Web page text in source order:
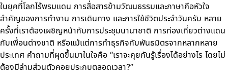
ในยุคที่โลกไร้พรมแดน การสื่อสารข้ามวัฒนธรรมและภาษาคือหัวใจ
สำคัญของการทำงาน การเดินทาง และการใช้ชีวิตประจำวันครับ หลาย
ครั้งที่เราต้องเผชิญหน้ากับการประชุมนานาชาติ การท่องเที่ยวต่างแดน
กับเพื่อนต่างชาติ หรือแม้แต่การทำธุรกิจกับพันธมิตรจากหลากหลาย
ประเทศ คำถามที่ผุดขึ้นมาในใจคือ “เราจะคุยกันรู้เรื่องได้อย่างไร โดยไม่
ต้องมีล่ามส่วนตัวคอยประกบตลอดเวลา?”